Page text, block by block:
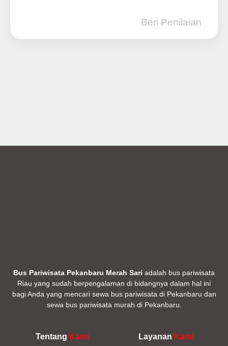
Beri Penilaian
Bus Pariwisata Pekanbaru Merah Sari adalah bus pariwisata
Riau yang sudah berpengalaman di bidangnya dalam hal ini
bagi Anda yang mencari sewa bus pariwisata di Pekanbaru dan
sewa bus pariwisata murah di Pekanbaru.
Tentang Kami Layanan Kami